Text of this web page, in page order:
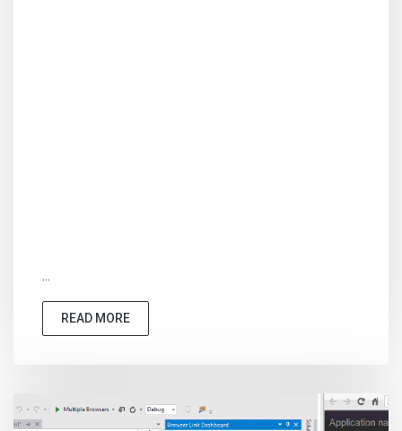
...
READ MORE